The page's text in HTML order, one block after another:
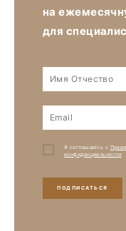
на
для
Я соглашаюсь с
конфиденциальности
ПОДПИСАТЬСЯ